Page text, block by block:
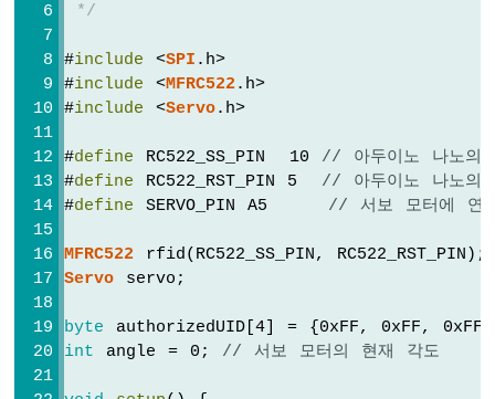
LED
*/
#include <SPI .h>
#include <MFRC522.h>
#include <Servo.h>
#define RC522_SS_PIN  10 // 아두이노 나노의
#define RC522_RST_PIN 5 // 아두이노 나노의
#define SERVO_PIN A5 // 서보 모터에 연
MFRC522 rfid(RC522_SS_PIN, RC522_RST_PIN);
Servo servo;
byte authorizedUID[4] = {0xFF, 0xFF,
int angle = 0; // 서보 모터의 현재 각도